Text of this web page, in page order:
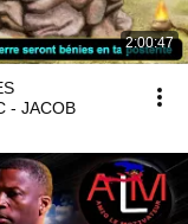
2:00:47
- JACOB